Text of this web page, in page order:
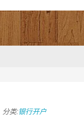
分类:银行开户